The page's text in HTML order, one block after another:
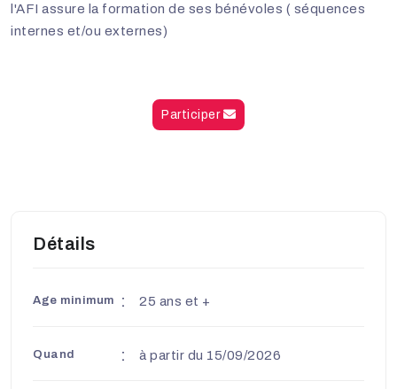
l'AFI assure la formation de ses bénévoles ( séquences
internes et/ou externes)
Participer
Détails
Age minimum 25 ans et +
Quand à partir du 15/09/2026